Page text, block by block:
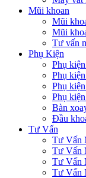
Mũi khoan
Mũi
Mũi
Tư vấn
Phụ Kiện
Phụ
Phụ
Phụ
Phụ
Bàn
Đầu
Tư Vấn
Tư Vấn
Tư Vấn
Tư Vấn
Tư Vấn